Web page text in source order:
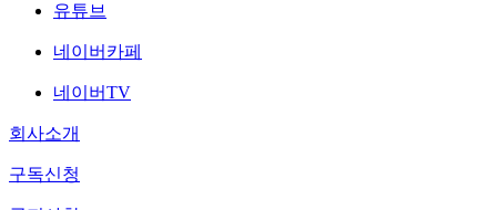
유튜브
네이버카페
네이버TV
회사소개
구독신청